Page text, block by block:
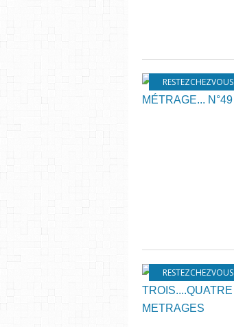
RESTEZCHEZVOUS
RESTEZCHEZVOUS